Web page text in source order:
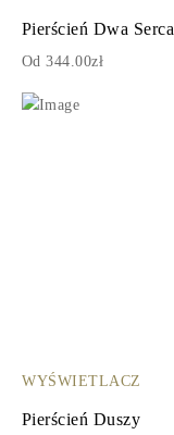
Pierścień Dwa Serca
Od 344.00zł
WYŚWIETLACZ
Pierścień Duszy